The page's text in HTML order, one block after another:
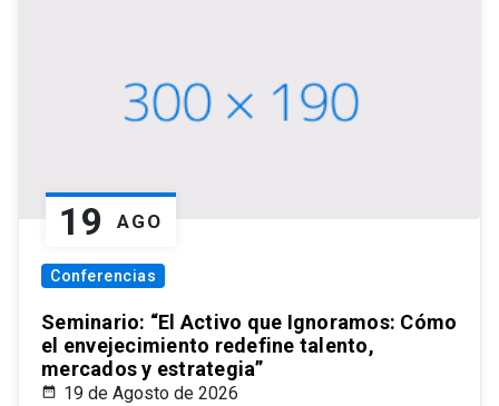
19 AGO
Conferencias
Seminario: “El Activo que Ignoramos: Cómo
el envejecimiento redefine talento,
mercados y estrategia”
19 de Agosto de 2026